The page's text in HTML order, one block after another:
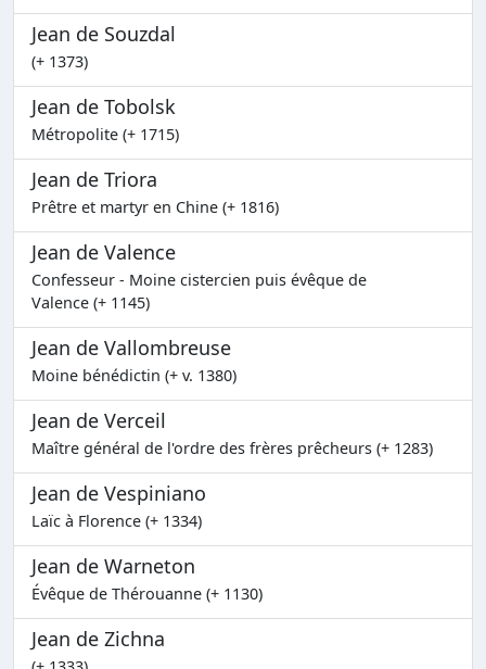
Jean de Souzdal
(+ 1373)
Jean de Tobolsk
Métropolite (+ 1715)
Jean de Triora
Prêtre et martyr en Chine (+ 1816)
Jean de Valence
Confesseur - Moine cistercien puis évêque de
Valence (+ 1145)
Jean de Vallombreuse
Moine bénédictin (+ v. 1380)
Jean de Verceil
Maître général de l'ordre des frères prêcheurs (+ 1283)
Jean de Vespiniano
Laïc à Florence (+ 1334)
Jean de Warneton
Évêque de Thérouanne (+ 1130)
Jean de Zichna